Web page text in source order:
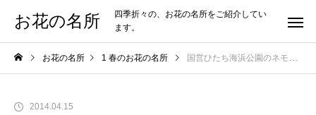
お花の名所
四季折々の、お花の名所をご紹介してい
ます。
お花の名所 1 春のお花の名所 国営ひたち海浜公園のネモフィラ
2014.04.15